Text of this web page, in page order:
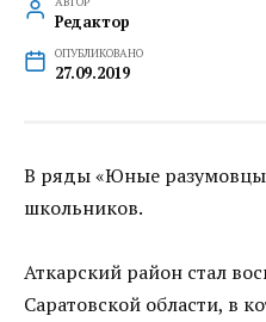
Редактор
ОПУБЛИКОВАНО
27.09.2019
В ряды «Юные
школьников.
Аткарский район стал
Саратовской области, в